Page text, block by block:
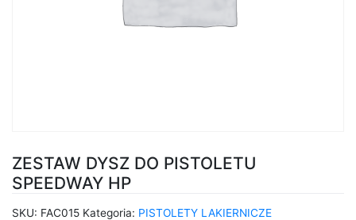
ZESTAW DYSZ DO PISTOLETU
SPEEDWAY HP
SKU: FAC015 Kategoria: PISTOLETY LAKIERNICZE